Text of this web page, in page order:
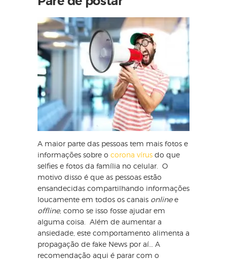
A maior parte das pessoas tem mais fotos e
informações sobre o corona vírus do que
selfies e fotos da família no celular. O
motivo disso é que as pessoas estão
ensandecidas compartilhando informações
loucamente em todos os canais onlinee
offline, como se isso fosse ajudar em
alguma coisa. Além de aumentar a
ansiedade, este comportamento alimenta a
propagação de fake News por aí… A
recomendação aqui é parar com o